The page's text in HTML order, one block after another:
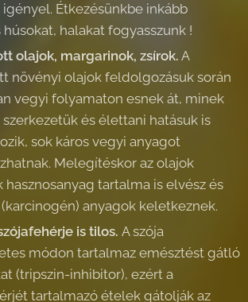
Étkezésünkbe inkább
húsokat, halakat fogyasszunk !
olajok, margarinok, zsírok. A
növényi olajok feldolgozásuk során
vegyi folyamaton esnek át, minek
szerkezetük és élettani hatásuk is
sok káros vegyi anyagot
Melegítéskor az olajok
hasznosanyag tartalma is elvész és
anyagok keletkeznek.
is tilos. A szója
módon tartalmaz emésztést gátló
(tripszin-inhibitor), ezért a
tartalmazó ételek gátolják az